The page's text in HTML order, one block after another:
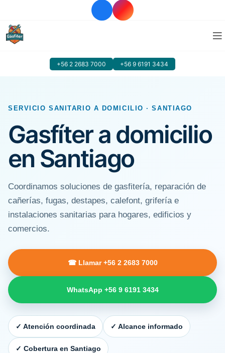
+56 2 2683 7000 +56 9 6191 3434
SERVICIO SANITARIO A DOMICILIO · SANTIAGO
Gasfíter a domicilio
en Santiago
Coordinamos soluciones de gasfitería, reparación de
cañerías, fugas, destapes, calefont, grifería e
instalaciones sanitarias para hogares, edificios y
comercios.
☎ Llamar +56 2 2683 7000
WhatsApp +56 9 6191 3434
✓ Atención coordinada ✓ Alcance informado
✓ Cobertura en Santiago